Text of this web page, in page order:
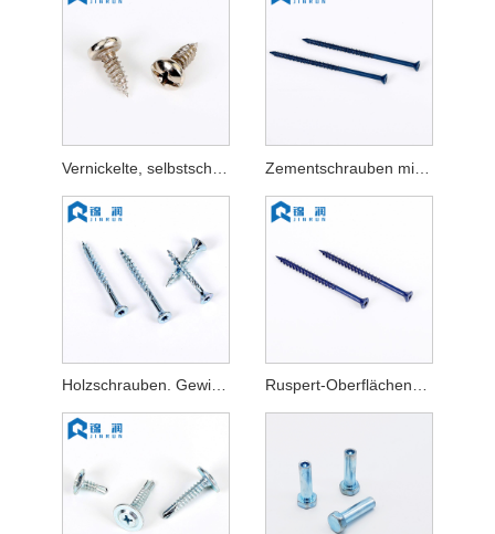
Zementschrauben mit vielen Kopftypen
Holzschrauben. Gewinde schneiden Ruspert-Oberflächenschrauben in verschiedenen Farben